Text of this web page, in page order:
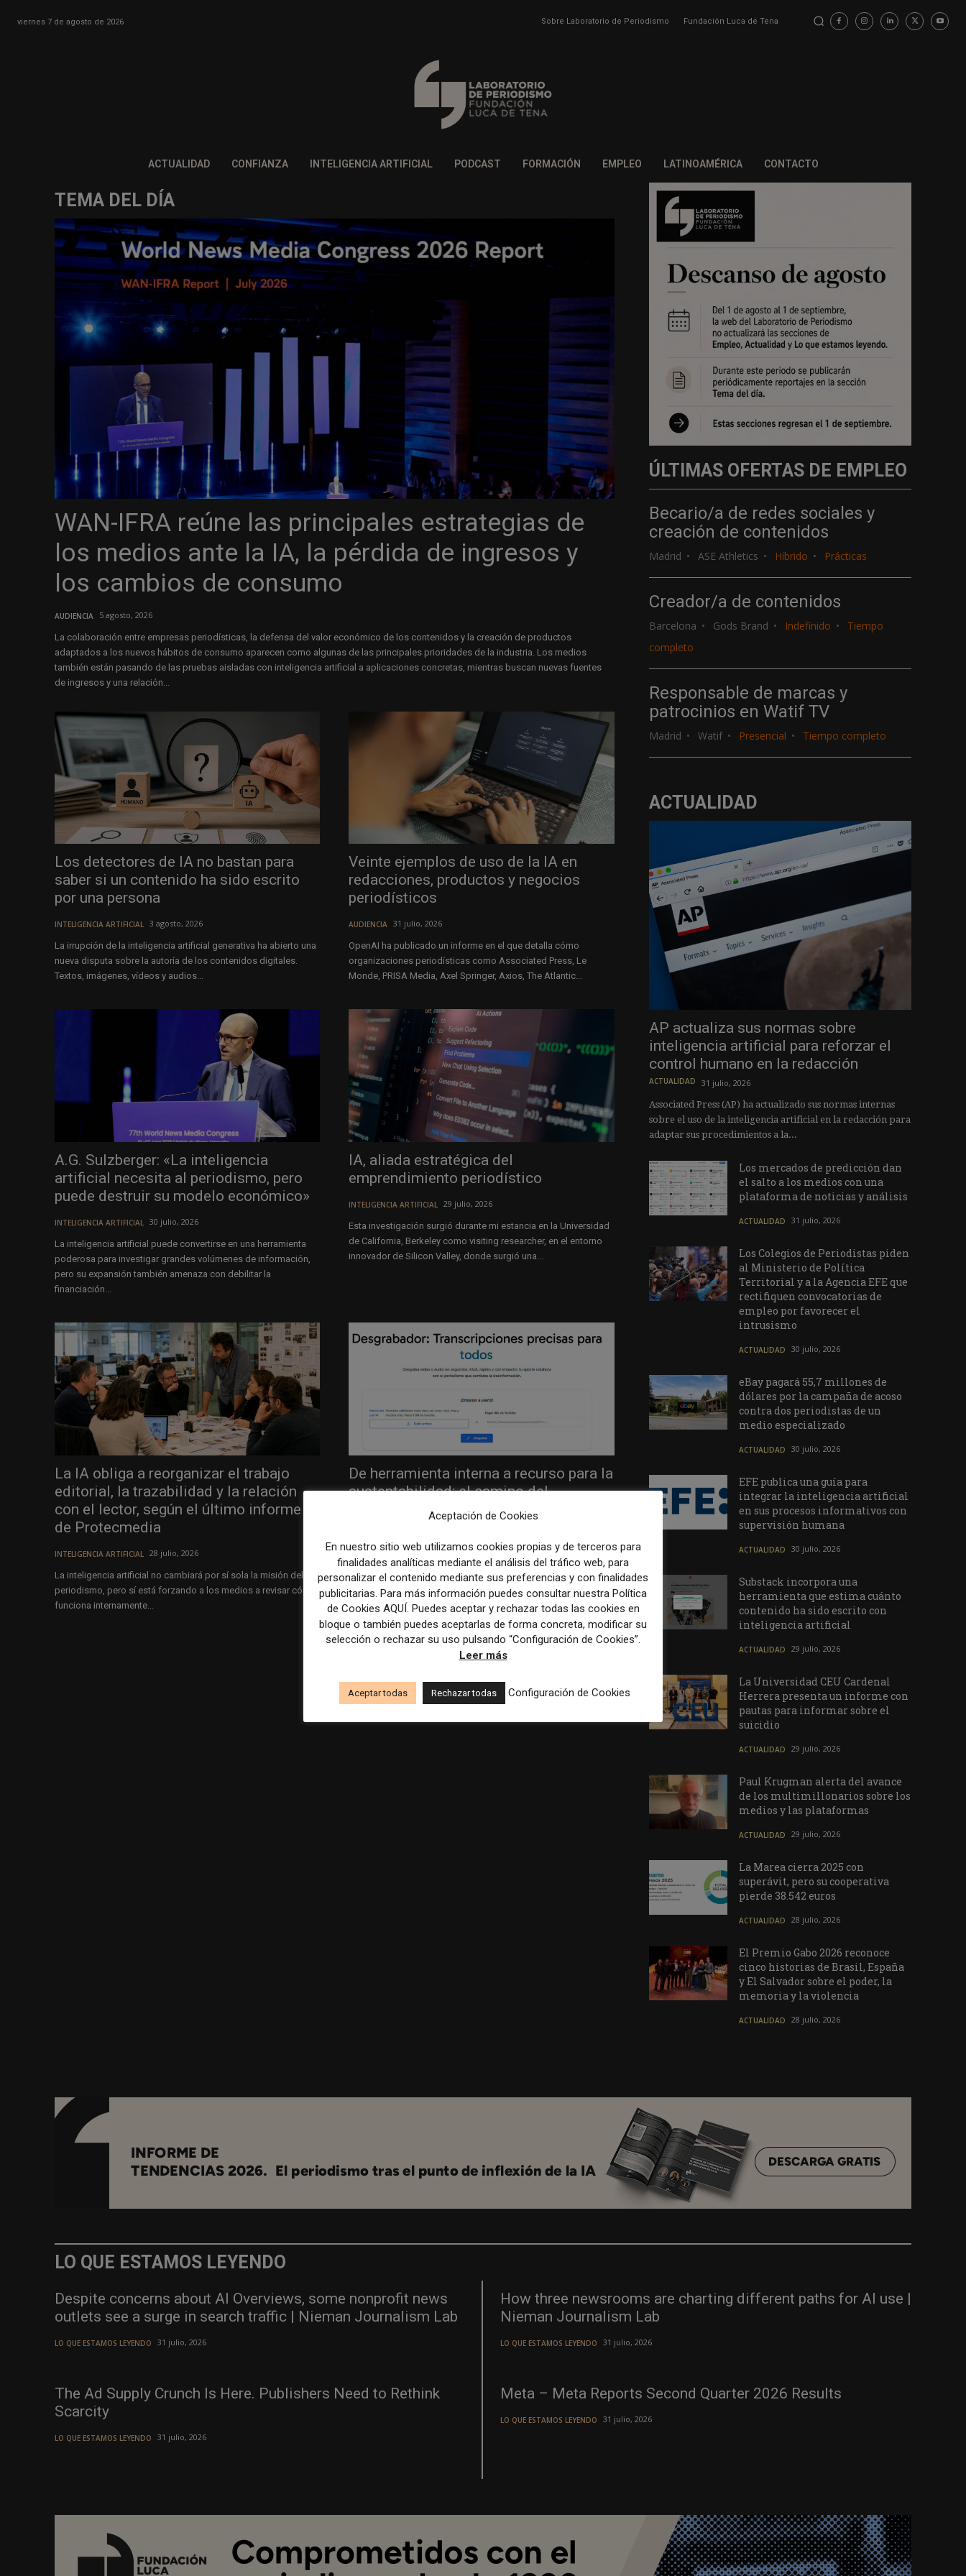
viernes 7 de agosto de 2026 Sobre Laboratorio de Periodismo Fundación Luca de Tena
ACTUALIDAD CONFIANZA INTELIGENCIA ARTIFICIAL PODCAST FORMACIÓN EMPLEO LATINOAMÉRICA CONTACTO
TEMA DEL DÍA
WAN-IFRA reúne las principales estrategias de
los medios ante la IA, la pérdida de ingresos y
los cambios de consumo
AUDIENCIA 5 agosto, 2026
La colaboración entre empresas periodísticas, la defensa del valor económico de los contenidos y la creación de productos
adaptados a los nuevos hábitos de consumo aparecen como algunas de las principales prioridades de la industria. Los medios
también están pasando de las pruebas aisladas con inteligencia artificial a aplicaciones concretas, mientras buscan nuevas fuentes
de ingresos y una relación...
Los detectores de IA no bastan para
saber si un contenido ha sido escrito
por una persona
INTELIGENCIA ARTIFICIAL 3 agosto, 2026
La irrupción de la inteligencia artificial generativa ha abierto una
nueva disputa sobre la autoría de los contenidos digitales.
Textos, imágenes, vídeos y audios...
Veinte ejemplos de uso de la IA en
redacciones, productos y negocios
periodísticos
AUDIENCIA 31 julio, 2026
OpenAI ha publicado un informe en el que detalla cómo
organizaciones periodísticas como Associated Press, Le
Monde, PRISA Media, Axel Springer, Axios, The Atlantic...
A.G. Sulzberger: «La inteligencia
artificial necesita al periodismo, pero
puede destruir su modelo económico»
INTELIGENCIA ARTIFICIAL 30 julio, 2026
La inteligencia artificial puede convertirse en una herramienta
poderosa para investigar grandes volúmenes de información,
pero su expansión también amenaza con debilitar la
financiación...
IA, aliada estratégica del
emprendimiento periodístico
INTELIGENCIA ARTIFICIAL 29 julio, 2026
Esta investigación surgió durante mi estancia en la Universidad
de California, Berkeley como visiting researcher, en el entorno
innovador de Silicon Valley, donde surgió una...
La IA obliga a reorganizar el trabajo
editorial, la trazabilidad y la relación
con el lector, según el último informe
de Protecmedia
INTELIGENCIA ARTIFICIAL 28 julio, 2026
La inteligencia artificial no cambiará por sí sola la misión del
periodismo, pero sí está forzando a los medios a revisar cómo
funciona internamente...
De herramienta interna a recurso para la
sustentabilidad: el camino del
Desgrabador de Chequeado
El Desgrabador, una herramienta de inteligencia artificial
desarrollada por Chequeado, nació en 2016 para transcribir
entrevistas, discursos y otros contenidos periodísticos. Creada
originalmente para...
ÚLTIMAS OFERTAS DE EMPLEO
Becario/a de redes sociales y
creación de contenidos
Madrid ASE Athletics Híbrido Prácticas
Creador/a de contenidos
Barcelona Gods Brand Indefinido
Tiempo
completo
Responsable de marcas y
patrocinios en Watif TV
Madrid Watif Presencial Tiempo completo
ACTUALIDAD
AP actualiza sus normas sobre
inteligencia artificial para reforzar el
control humano en la redacción
ACTUALIDAD
31 julio, 2026
Associated Press (AP) ha actualizado sus normas internas
sobre el uso de la inteligencia artificial en la redacción para
adaptar sus procedimientos a la...
Los mercados de predicción dan
el salto a los medios con una
plataforma de noticias y análisis
ACTUALIDAD 31 julio, 2026
Los Colegios de Periodistas piden
al Ministerio de Política
Territorial y a la Agencia EFE que
rectifiquen convocatorias de
empleo por favorecer el
intrusismo
ACTUALIDAD 30 julio, 2026
eBay pagará 55,7 millones de
dólares por la campaña de acoso
contra dos periodistas de un
medio especializado
ACTUALIDAD 30 julio, 2026
EFE publica una guía para
integrar la inteligencia artificial
en sus procesos informativos con
supervisión humana
ACTUALIDAD 30 julio, 2026
Substack incorpora una
herramienta que estima cuánto
contenido ha sido escrito con
inteligencia artificial
ACTUALIDAD 29 julio, 2026
La Universidad CEU Cardenal
Herrera presenta un informe con
pautas para informar sobre el
suicidio
ACTUALIDAD 29 julio, 2026
Paul Krugman alerta del avance
de los multimillonarios sobre los
medios y las plataformas
ACTUALIDAD 29 julio, 2026
La Marea cierra 2025 con
superávit, pero su cooperativa
pierde 38.542 euros
ACTUALIDAD 28 julio, 2026
El Premio Gabo 2026 reconoce
cinco historias de Brasil, España
y El Salvador sobre el poder, la
memoria y la violencia
ACTUALIDAD 28 julio, 2026
LO QUE ESTAMOS LEYENDO
Despite concerns about AI Overviews, some nonprofit news
outlets see a surge in search traffic | Nieman Journalism Lab
LO QUE ESTAMOS LEYENDO 31 julio, 2026
The Ad Supply Crunch Is Here. Publishers Need to Rethink
Scarcity
LO QUE ESTAMOS LEYENDO 31 julio, 2026
How three newsrooms are charting different paths for AI use |
Nieman Journalism Lab
LO QUE ESTAMOS LEYENDO 31 julio, 2026
Meta – Meta Reports Second Quarter 2026 Results
LO QUE ESTAMOS LEYENDO 31 julio, 2026
Aceptación de Cookies
En nuestro sitio web utilizamos cookies propias y de terceros para
finalidades analíticas mediante el análisis del tráfico web, para
personalizar el contenido mediante sus preferencias y con finalidades
publicitarias. Para más información puedes consultar nuestra Política
de Cookies AQUÍ. Puedes aceptar y rechazar todas las cookies en
bloque o también puedes aceptarlas de forma concreta, modificar su
selección o rechazar su uso pulsando “Configuración de Cookies”.
Leer más
Aceptar todas Rechazar todas Configuración de Cookies